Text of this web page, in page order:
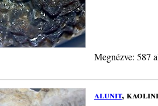
Megnézve: 587
alunit,